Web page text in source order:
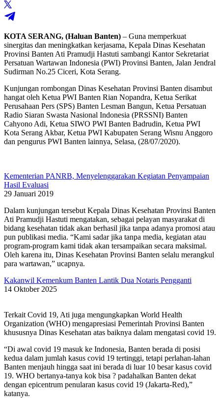
KOTA SERANG, (Haluan Banten) – Guna memperkuat
sinergitas dan meningkatkan kerjasama, Kepala Dinas Kesehatan
Provinsi Banten Ati Pramudji Hastuti sambangi Kantor Sekretariat
Persatuan Wartawan Indonesia (PWI) Provinsi Banten, Jalan Jendral
Sudirman No.25 Ciceri, Kota Serang.
Kunjungan rombongan Dinas Kesehatan Provinsi Banten disambut
hangat oleh Ketua PWI Banten Rian Nopandra, Ketua Serikat
Perusahaan Pers (SPS) Banten Lesman Bangun, Ketua Persatuan
Radio Siaran Swasta Nasional Indonesia (PRSSNI) Banten
Cahyono Adi, Ketua SIWO PWI Banten Badrudin, Ketua PWI
Kota Serang Akbar, Ketua PWI Kabupaten Serang Wisnu Anggoro
dan pengurus PWI Banten lainnya, Selasa, (28/07/2020).
Kementerian PANRB, Menyelenggarakan Kegiatan Penyampaian
Hasil Evaluasi
29 Januari 2019
Dalam kunjungan tersebut Kepala Dinas Kesehatan Provinsi Banten
Ati Pramudji Hastuti mengatakan, sebagai pelayan masyarakat di
bidang kesehatan tidak akan berhasil jika tanpa adanya promosi atau
pun publikasi media. “Kami sadar jika tanpa media, kegiatan atau
program-program kami tidak akan tersampaikan secara maksimal.
Oleh karena itu, Dinas Kesehatan Provinsi Banten selalu merangkul
para wartawan,” ucapnya.
Kakanwil Kemenkum Banten Lantik Dua Notaris Pengganti
14 Oktober 2025
Terkait Covid 19, Ati juga mengungkapkan World Health
Organization (WHO) mengapresiasi Pemerintah Provinsi Banten
khususnya Dinas Kesehatan atas baiknya dalam mengatasi covid 19.
“Di awal covid 19 masuk ke Indonesia, Banten berada di posisi
kedua dalam jumlah kasus covid 19 tertinggi, tetapi perlahan-lahan
Banten menjauh hingga saat ini berada di luar 10 besar kasus covid
19. WHO bertanya-tanya kok bisa ? padahalkan Banten dekat
dengan epicentrum penularan kasus covid 19 (Jakarta-Red),”
katanya.